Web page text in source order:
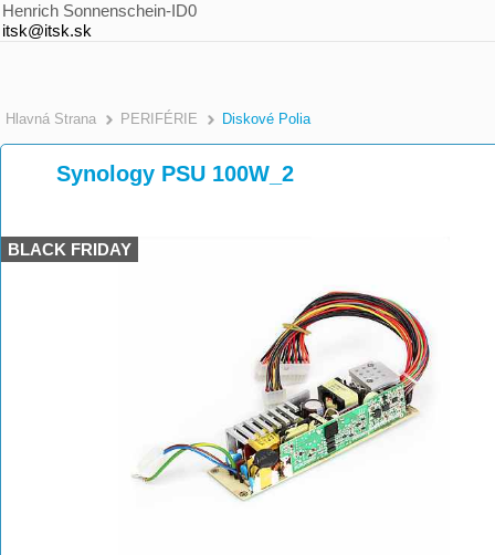
Henrich Sonnenschein-ID0
itsk@itsk.sk
Hlavná Strana >
PERIFÉRIE >
Diskové Polia
Synology PSU 100W_2
BLACK FRIDAY